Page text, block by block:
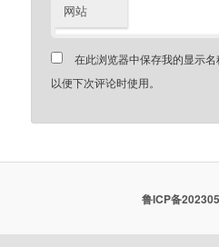
网站
在此浏览器中保存我的显示
以便下次评论时使用。
鲁ICP备